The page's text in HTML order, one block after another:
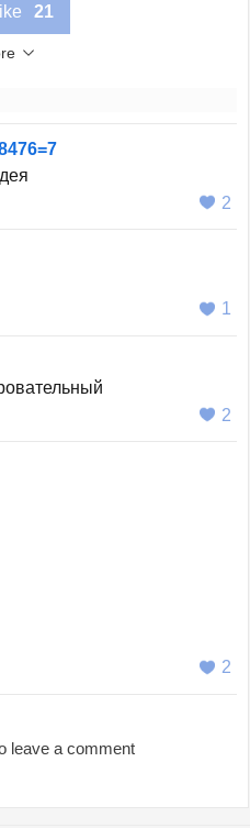
21
2
1
2
2
leave a comment